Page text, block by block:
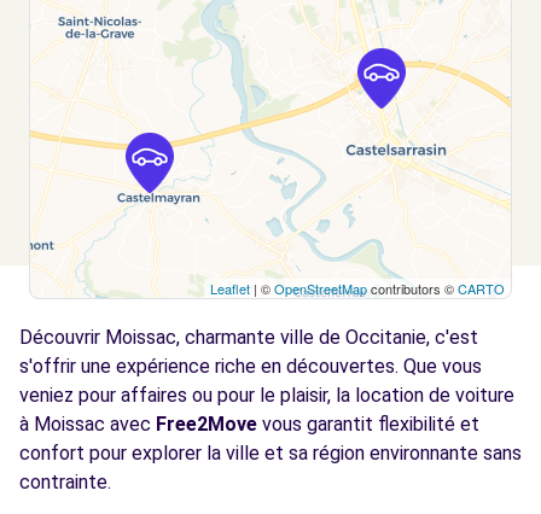
Leaflet | ©OpenStreetMapcontributors ©CARTO
Découvrir Moissac, charmante ville de Occitanie, c'est
s'offrir une expérience riche en découvertes. Que vous
veniez pour affaires ou pour le plaisir, la location de voiture
à Moissac avec Free2Move vous garantit flexibilité et
confort pour explorer la ville et sa région environnante sans
contrainte.